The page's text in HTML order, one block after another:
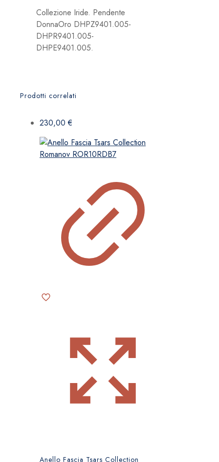
Collezione Iride. Pendente
DonnaOro DHPZ9401.005-
DHPR9401.005-
DHPE9401.005.
Prodotti correlati
230,00€
Anello Fascia Tsars Collection